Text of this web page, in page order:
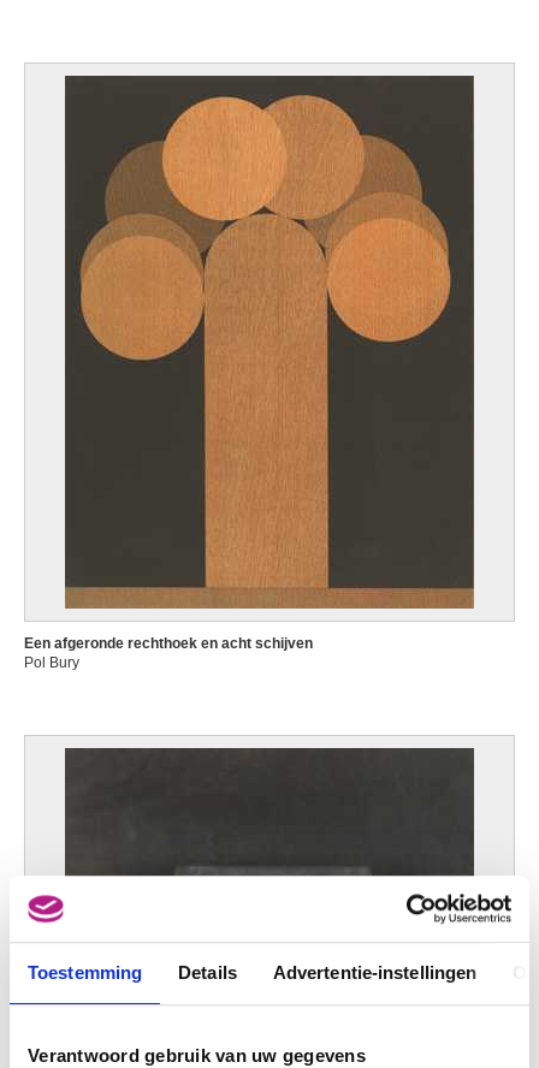
Toestemming Details Advertentie-instellingen
Verantwoord gebruik van uw gegevens
Een afgeronde rechthoek en acht schijven
Pol Bury